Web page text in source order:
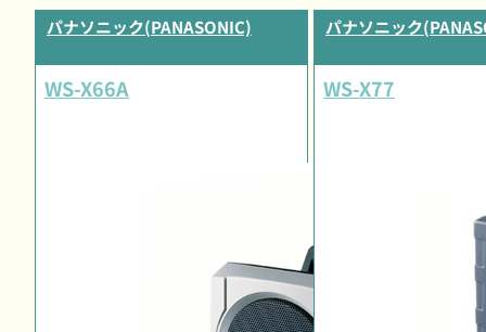
パナソニック(PANASONIC)
WS-X66A
パナソニック
WS-X77